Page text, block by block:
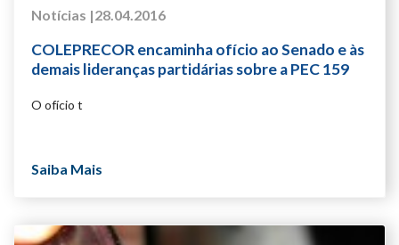
Notícias |28.04.2016
COLEPRECOR encaminha ofício ao Senado e às
demais lideranças partidárias sobre a PEC 159
O ofício t
Saiba Mais